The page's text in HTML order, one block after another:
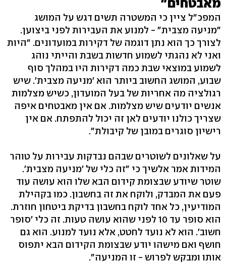
מאבטחים"
המפכ"ל ציין כי המשטרה תשים דגש על המושג
"מניעה מצבית" - למנוע את העבירות לפני ביצוען.
לצורך כך הוא נתן דוגמה של דקירות במועדונים. "היות
ואני לא נהגתי לשמוע חדשות בשבת והייתי נוהג
לשמוע במוצאי שבת כמה דקירות היו במהלך סוף
שבוע, המושג החשוב ביותר הוא 'מניעה מצבית'. שיש
רגולציה מה אחריות של בעל המועדון, כשיש מצלמות
אנשים יודעים שיש מצלמות. אם אין מאבטחים איפה
שצריך כולנו יודעים לאן זה יכול להתפתח. אם אין
רישיון סוגרים במובן של קיבולת".
על שאלונים לשוטרים שבהם נבדקות עבירות על טוהר
המידות אמר אלשיך כי "זה כלי של 'מניעה מצבית'.
שוטר שיודע שבצומת קידום הבא שלו הוא עושה עוד
פעם את המבדק, ולוקח את זה בחשבון. כמו בקהילת
המודיעין, כל אחד לוקח בחשבון בדיקת ביטחון חוזרת.
הוא סופר עד 10 לפני שהוא עושה טעות. זה כלי 'סופר
חשוב'. הוא לא נועד לחטט, אלא נועד למנוע. הוא גם
חושף ואם מישהו יודע שבצומת הקידום הבא יתפוס
אותו ומבקש לפרוש - זו המניעה".